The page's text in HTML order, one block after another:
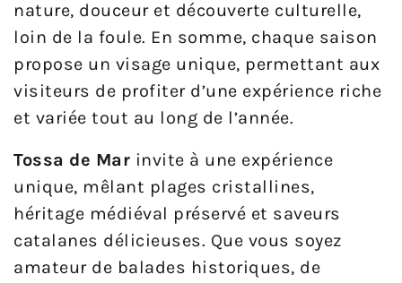
nature, douceur et découverte culturelle,
loin de la foule. En somme, chaque saison
propose un visage unique, permettant aux
visiteurs de profiter d’une expérience riche
et variée tout au long de l’année.
Tossa de Mar invite à une expérience
unique, mêlant plages cristallines,
héritage médiéval préservé et saveurs
catalanes délicieuses. Que vous soyez
amateur de balades historiques, de